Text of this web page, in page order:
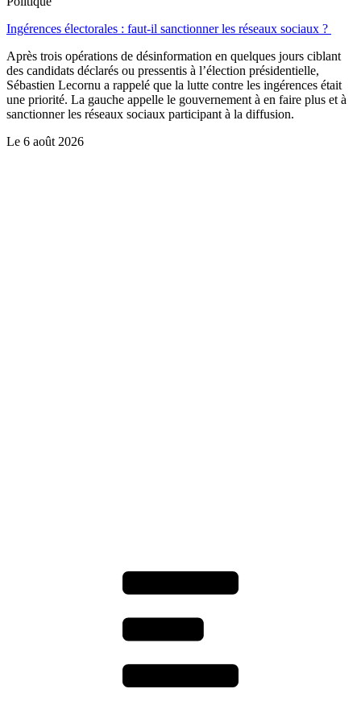
Ingérences électorales : faut-il sanctionner les réseaux sociaux ?
Après trois opérations de désinformation en quelques jours ciblant
des candidats déclarés ou pressentis à l’élection présidentielle,
Sébastien Lecornu a rappelé que la lutte contre les ingérences était
une priorité. La gauche appelle le gouvernement à en faire plus et à
sanctionner les réseaux sociaux participant à la diffusion.
Le 6 août 2026